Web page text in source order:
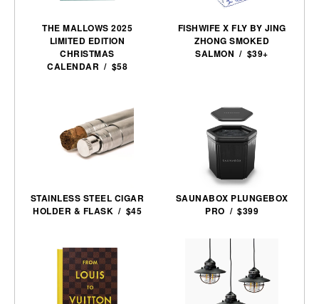
THE MALLOWS 2025
LIMITED EDITION
CHRISTMAS
CALENDAR / $58
FISHWIFE X FLY BY JING
ZHONG SMOKED
SALMON / $39+
STAINLESS STEEL CIGAR
HOLDER & FLASK / $45
SAUNABOX PLUNGEBOX
PRO / $399